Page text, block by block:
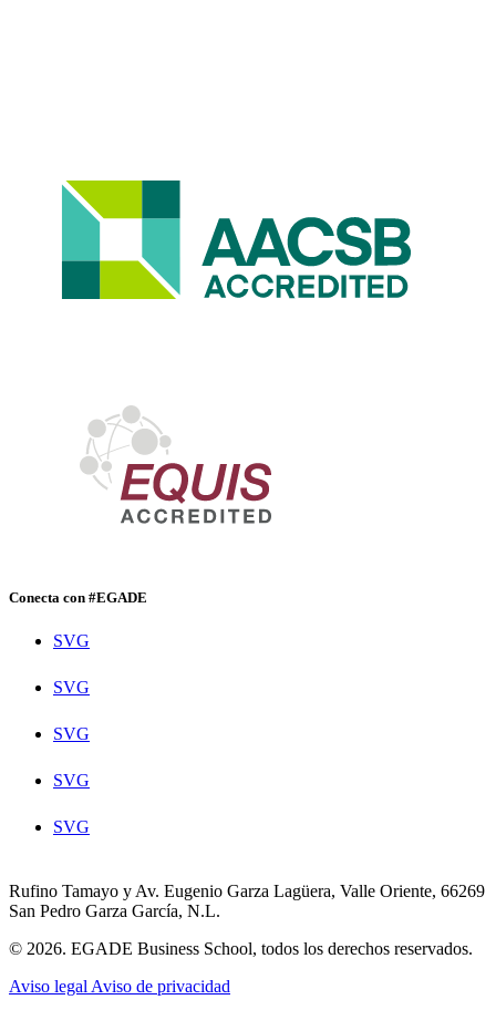
Conecta con #EGADE
SVG
SVG
SVG
SVG
SVG
Rufino Tamayo y Av. Eugenio Garza Lagüera, Valle Oriente, 66269
San Pedro Garza García, N.L.
© 2026. EGADE Business School, todos los derechos reservados.
Aviso legal Aviso de privacidad